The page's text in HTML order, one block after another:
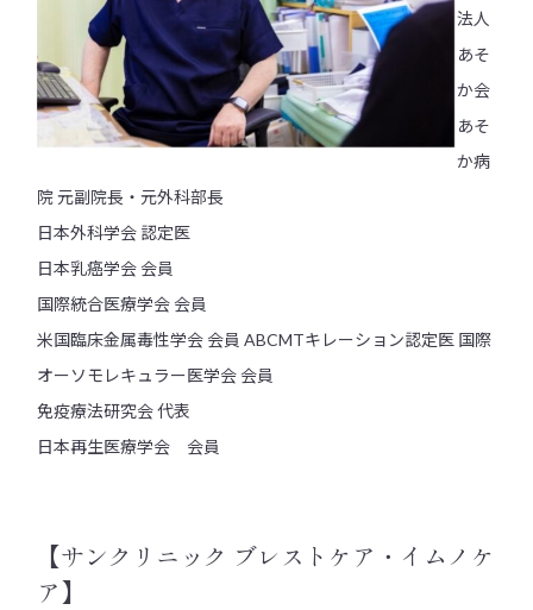
法人
あそ
か会
あそ
か病
院 元副院長・元外科部長
日本外科学会 認定医
日本乳癌学会 会員
国際統合医療学会 会員
米国臨床金属毒性学会 会員 ABCMTキレーション認定医 国際
オーソモレキュラー医学会 会員
免疫療法研究会 代表
日本再生医療学会 会員
【サンクリニック ブレストケア・イムノケ
ア】